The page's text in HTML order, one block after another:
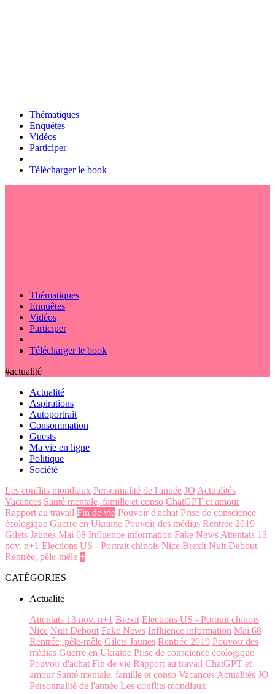
Thématiques
Enquêtes
Vidéos
Participer
Télécharger le book
Thématiques
Enquêtes
Vidéos
Participer
Télécharger le book
#actualité
Actualité
Aspirations
Autoportrait
Consommation
Guests
Ma vie en ligne
Politique
Société
Les conflits mondiaux Personnalité de l'année JO Actualités
Vacances Santé mentale, famille et conso ChatGPT et amour
Rapport au travail Fin de vie Pouvoir d'achat Prise de conscience
écologique Guerre en Ukraine Pouvoir des médias Rentrée 2019
Gilets Jaunes Mai 68 Influence information Fake News Attentats 13
nov. n+1 Elections US - Portrait chinois Nice Brexit Nuit Debout
Rentrée, pêle-mêle +
CATÉGORIES
Actualité
Attentats 13 nov. n+1 Brexit Elections US - Portrait chinois
Nice Nuit Debout Fake News Influence information Mai 68
Rentrée, pêle-mêle Gilets Jaunes Rentrée 2019 Pouvoir des
médias Guerre en Ukraine Prise de conscience écologique
Pouvoir d'achat Fin de vie Rapport au travail ChatGPT et
amour Santé mentale, famille et conso Vacances Actualités JO
Personnalité de l'année Les conflits mondiaux